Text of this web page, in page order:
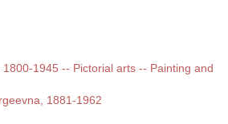
1945 -- Pictorial arts -- Painting and
1881-1962